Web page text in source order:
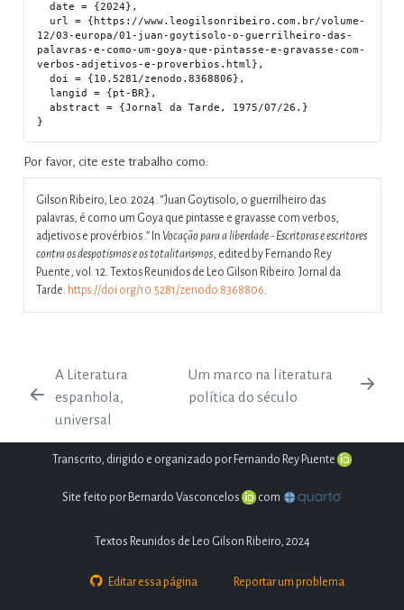
  date = {2024},
12/03-europa/01-juan-goytisolo-o-guerrilheiro-das-
palavras-e-como-um-goya-que-pintasse-e-gravasse-com-
verbos-adjetivos-e-proverbios.html},
  doi = {10.5281/zenodo.8368806},
  abstract = {Jornal da Tarde, 1975/07/26.}
Por favor, cite este trabalho como:
Gilson Ribeiro, Leo. 2024. “Juan Goytisolo, o guerrilheiro das
palavras, é como um Goya que pintasse e gravasse com verbos,
adjetivos e provérbios .” In Vocação para a liberdade - Escritoras e escritores
contra os despotismos e os totalitarismos, edited by Fernando Rey
Puente, vol. 12. Textos Reunidos de Leo Gilson Ribeiro. Jornal da
Tarde. https://doi.org/10.5281/zenodo.8368806
A Literatura
espanhola,
universal
Um marco na literatura
política do século
Transcrito, dirigido e organizado por Fernando Rey Puente
Textos Reunidos de Leo Gilson Ribeiro, 2024
Editar essa página Reportar um problema
Site feito por Bernardo Vasconcelos com